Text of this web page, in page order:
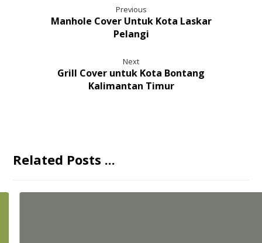
Previous
Manhole Cover Untuk Kota Laskar
Pelangi
Next
Grill Cover untuk Kota Bontang
Kalimantan Timur
Related Posts ...